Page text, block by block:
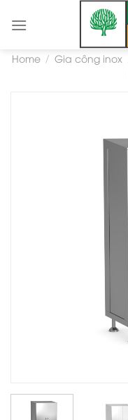
Home / Gia công inox